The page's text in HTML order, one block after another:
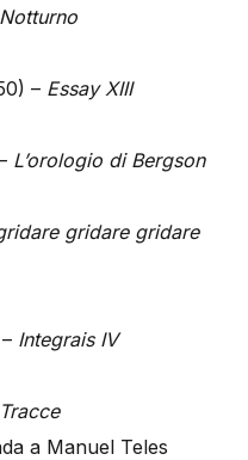
Notturno
– Essay XIII
L’orologio di Bergson
gridare gridare
Integrais IV
Tracce
a Manuel Teles